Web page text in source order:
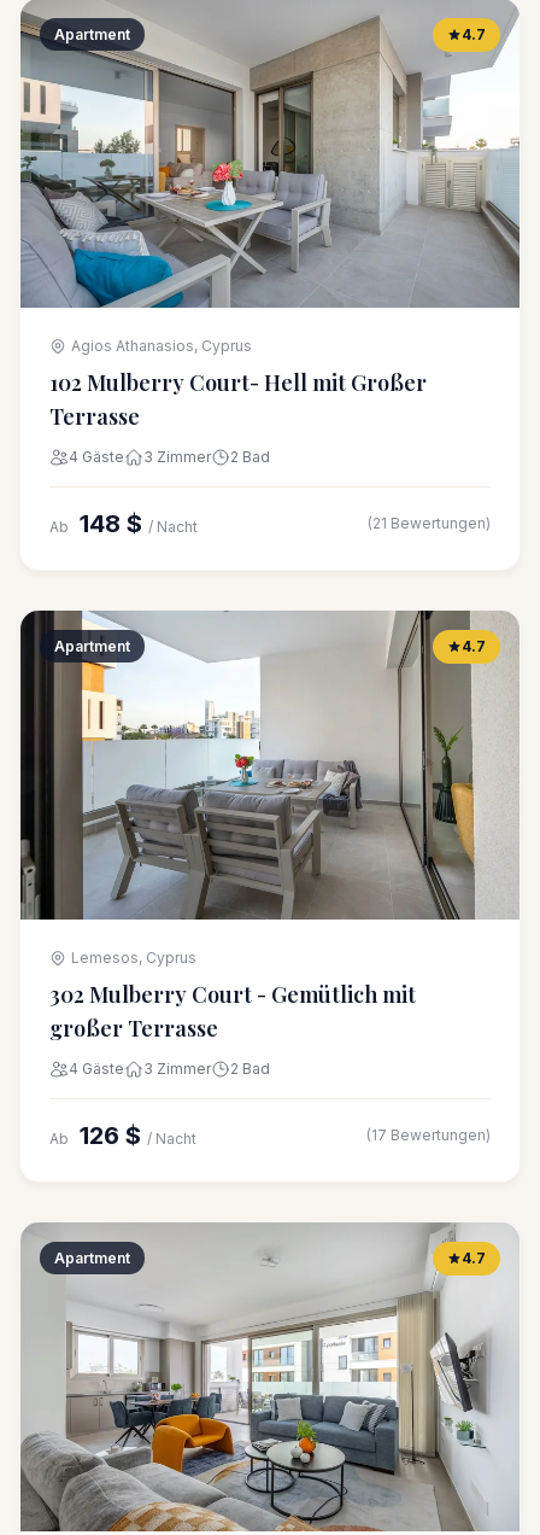
Apartment 4.7
Agios Athanasios, Cyprus
102 Mulberry Court- Hell mit Großer
Terrasse
4 Gäste 3 Zimmer 2 Bad
Ab 148 $ / Nacht (21 Bewertungen)
Apartment 4.7
Lemesos, Cyprus
302 Mulberry Court - Gemütlich mit
großer Terrasse
4 Gäste 3 Zimmer 2 Bad
Ab 126 $ / Nacht (17 Bewertungen)
Apartment 4.7